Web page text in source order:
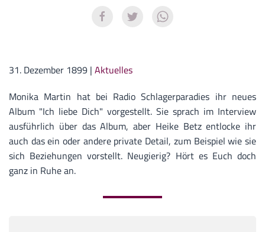
31. Dezember 1899 | Aktuelles
Monika Martin hat bei Radio Schlagerparadies ihr neues
Album "Ich liebe Dich" vorgestellt. Sie sprach im Interview
ausführlich über das Album, aber Heike Betz entlocke ihr
auch das ein oder andere private Detail, zum Beispiel wie sie
sich Beziehungen vorstellt. Neugierig? Hört es Euch doch
ganz in Ruhe an.